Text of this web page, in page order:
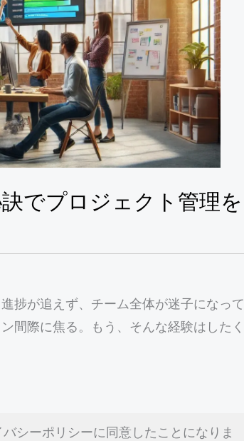
でプロジェクト管理を
捗が追えず、チーム全体が迷子になって
間際に焦る。もう、そんな経験はしたく
シーポリシーに同意したことになりま